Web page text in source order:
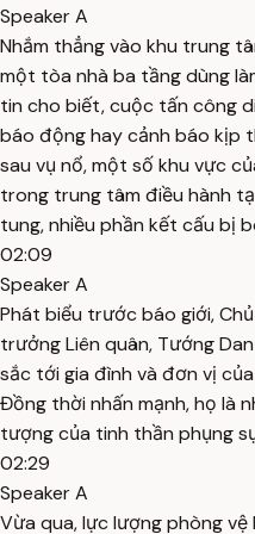
Speaker A
Nhắm thẳng vào khu trung
một tòa nhà ba tầng dùng
tin cho biết, cuộc tấn công
báo động hay cảnh báo kịp
sau vụ nổ, một số khu vực
trong trung tâm điều hành
tung, nhiều phần kết cấu bị
02:09
Speaker A
Phát biểu trước báo giới,
trưởng Liên quân, Tướng
sắc tới gia đình và đơn vị
Đồng thời nhấn mạnh, họ là
tượng của tinh thần phụng
02:29
Speaker A
Vừa qua, lực lượng phòng